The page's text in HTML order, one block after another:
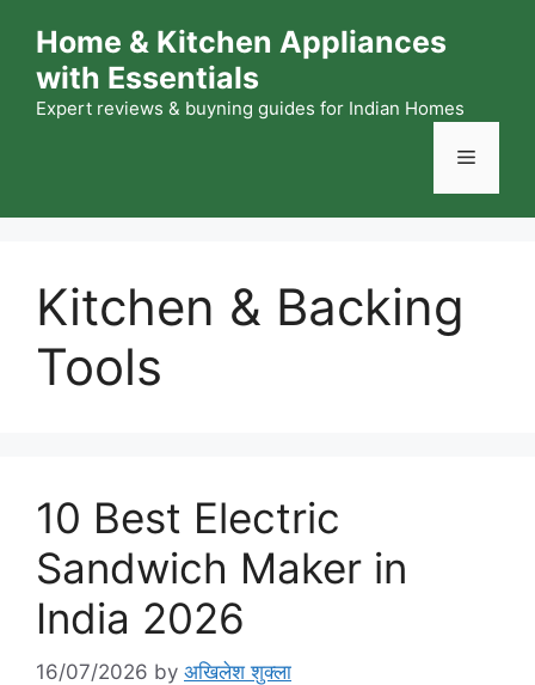
content
Home & Kitchen Appliances
with Essentials
Expert reviews & buyning guides for Indian Homes
Menu
Kitchen & Backing
Tools
10 Best Electric
Sandwich Maker in
India 2026
16/07/2026 by अखिलेश शुक्ला